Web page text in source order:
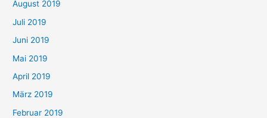
August 2019
Juli 2019
Juni 2019
Mai 2019
April 2019
März 2019
Februar 2019